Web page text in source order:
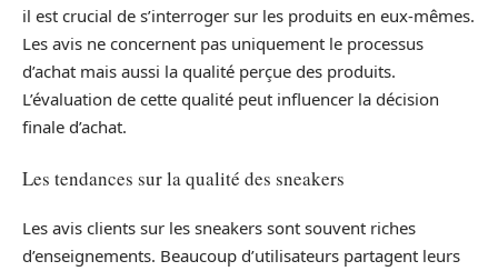
il est crucial de s’interroger sur les produits en eux-mêmes.
Les avis ne concernent pas uniquement le processus
d’achat mais aussi la qualité perçue des produits.
L’évaluation de cette qualité peut influencer la décision
finale d’achat.
Les tendances sur la qualité des sneakers
Les avis clients sur les sneakers sont souvent riches
d’enseignements. Beaucoup d’utilisateurs partagent leurs